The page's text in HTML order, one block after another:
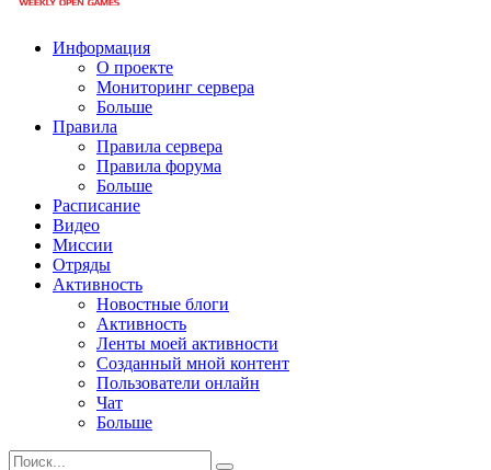
Информация
О проекте
Мониторинг сервера
Больше
Правила
Правила сервера
Правила форума
Больше
Расписание
Видео
Миссии
Отряды
Активность
Новостные блоги
Активность
Ленты моей активности
Созданный мной контент
Пользователи онлайн
Чат
Больше